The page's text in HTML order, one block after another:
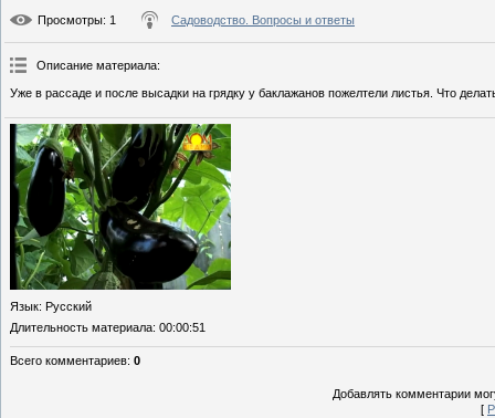
Просмотры: 1 Садоводство. Вопросы и ответы
Описание материала:
Уже в рассаде и после высадки на грядку у баклажанов пожелтели листья. Что
Язык: Русский
Длительность материала: 00:00:51
Всего комментариев: 0
Добавлять комментарии
[